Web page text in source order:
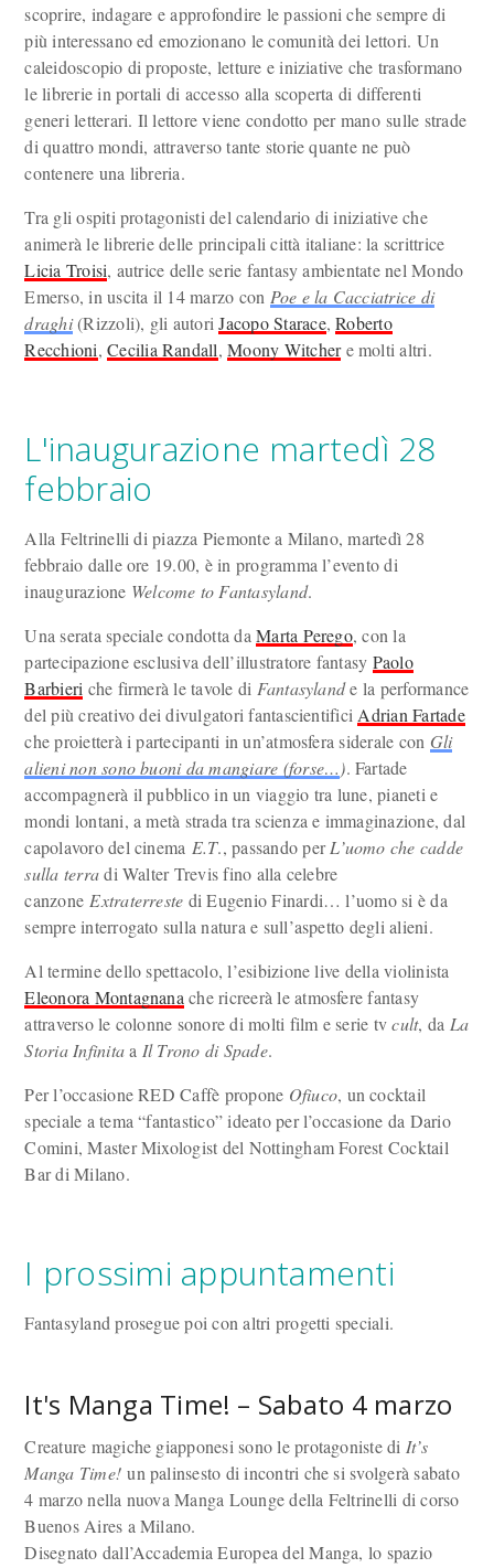
scoprire, indagare e approfondire le passioni che sempre di
più interessano ed emozionano le comunità dei lettori. Un
caleidoscopio di proposte, letture e iniziative che trasformano
le librerie in portali di accesso alla scoperta di differenti
generi letterari. Il lettore viene condotto per mano sulle strade
di quattro mondi, attraverso tante storie quante ne può
contenere una libreria.
Tra gli ospiti protagonisti del calendario di iniziative che
animerà le librerie delle principali città italiane: la scrittrice
Licia Troisi, autrice delle serie fantasy ambientate nel Mondo
Emerso, in uscita il 14 marzo con Poe e la Cacciatrice di
draghi(Rizzoli), gli autoriJacopo Starace,Roberto
Recchioni,Cecilia Randall,Moony Witchere molti altri.
L'inaugurazione martedì 28
febbraio
Alla Feltrinelli di piazza Piemonte a Milano, martedì 28
febbraio dalle ore 19.00, è in programma l’evento di
inaugurazione Welcome to Fantasyland.
Una serata speciale condotta daMarta Perego, con la
partecipazione esclusiva dell’illustratore fantasy Paolo
Barbieri che firmerà le tavole di Fantasylande la performance
del più creativo dei divulgatori fantascientifici Adrian Fartade
che proietterà i partecipanti in un’atmosfera siderale con Gli
alieni non sono buoni da mangiare (forse…). Fartade
accompagnerà il pubblico in un viaggio tra lune, pianeti e
mondi lontani, a metà strada tra scienza e immaginazione, dal
capolavoro del cinema E.T., passando perL’uomo che cadde
sulla terradi Walter Trevis fino alla celebre
canzone Extraterreste di Eugenio Finardi… l’uomo si è da
sempre interrogato sulla natura e sull’aspetto degli alieni.
Al termine dello spettacolo, l’esibizione live della violinista
Eleonora Montagnana che ricreerà le atmosfere fantasy
attraverso le colonne sonore di molti film e serie tvcult, da La
Storia Infinitaa Il Trono di Spade.
Per l’occasione RED Caffè propone Ofiuco, un cocktail
speciale a tema “fantastico” ideato per l’occasione da Dario
Comini, Master Mixologist del Nottingham Forest Cocktail
Bar di Milano.
I prossimi appuntamenti
Fantasyland prosegue poi con altri progetti speciali.
It's Manga Time! – Sabato 4 marzo
Creature magiche giapponesi sono le protagoniste di It’s
Manga Time! un palinsesto di incontri che si svolgerà sabato
4 marzo nella nuova Manga Lounge della Feltrinelli di corso
Buenos Aires a Milano.
Disegnato dall’Accademia Europea del Manga, lo spazio